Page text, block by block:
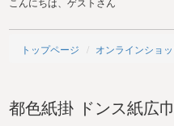
トップページ オンラインショ
都色紙掛 ドンス紙広